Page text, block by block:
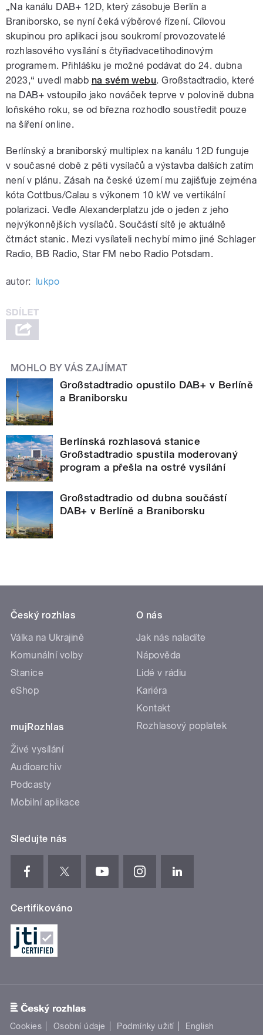
„Na kanálu DAB+ 12D, který zásobuje Berlín a
Braniborsko, se nyní čeká výběrové řízení. Cílovou
skupinou pro aplikaci jsou soukromí provozovatelé
rozhlasového vysílání s čtyřiadvacetihodinovým
programem. Přihlášku je možné podávat do 24. dubna
2023,“ uvedl mabb na svém webu. Großstadtradio, které
na DAB+ vstoupilo jako nováček teprve v polovině dubna
loňského roku, se od března rozhodlo soustředit pouze
na šíření online.
Berlínský a braniborský multiplex na kanálu 12D funguje
v současné době z pěti vysílačů a výstavba dalších zatím
není v plánu. Zásah na české území mu zajišťuje zejména
kóta Cottbus/Calau s výkonem 10 kW ve vertikální
polarizaci. Vedle Alexanderplatzu jde o jeden z jeho
nejvýkonnějších vysílačů. Součástí sítě je aktuálně
čtrnáct stanic. Mezi vysílateli nechybí mimo jiné Schlager
Radio, BB Radio, Star FM nebo Radio Potsdam.
autor: lukpo
MOHLO BY VÁS ZAJÍMAT
Großstadtradio opustilo DAB+ v Berlíně
a Braniborsku
Berlínská rozhlasová stanice
Großstadtradio spustila moderovaný
program a přešla na ostré vysílání
Großstadtradio od dubna součástí
DAB+ v Berlíně a Braniborsku
Český rozhlas
Válka na Ukrajině
Komunální volby
Stanice
eShop
mujRozhlas
Živé vysílání
Audioarchiv
Podcasty
Mobilní aplikace
O nás
Jak nás naladíte
Nápověda
Lidé v rádiu
Kariéra
Kontakt
Rozhlasový poplatek
Sledujte nás
Certifikováno
Cookies Osobní údaje Podmínky užití English